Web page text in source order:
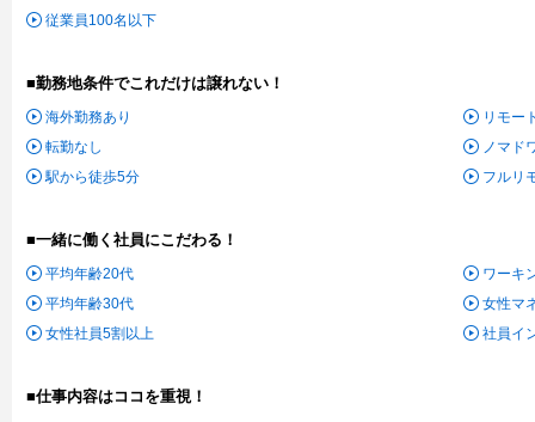
従業員100名以下
■勤務地条件でこれだけは譲れない！
海外勤務あり
転勤なし
駅から徒歩5分
リモー
ノマド
フルリ
■一緒に働く社員にこだわる！
平均年齢20代
平均年齢30代
女性社員5割以上
ワーキ
女性マ
社員イ
■仕事内容はココを重視！